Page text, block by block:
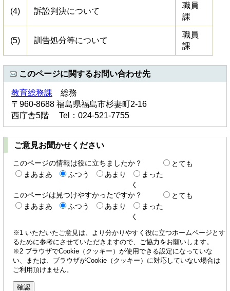
(4) 訴訟判決について
職員
課
(5) 訓告処分等について
職員
課
このページに関するお問い合わせ先
教育総務課 総務
〒960-8688 福島県福島市杉妻町2-16
西庁舎5階 Tel：024-521-7755
ご意見お聞かせください
このページの情報は役に立ちましたか？
とても
まあまあ
ふつう あまり
まった
く
このページは見つけやすかったですか？
とても
まあまあ
ふつう あまり
まった
く
※1 いただいたご意見は、より分かりやすく役に立つホームページとす
るために参考にさせていただきますので、ご協力をお願いします。
※2 ブラウザでCookie（クッキー）が使用できる設定になっていな
い、または、ブラウザがCookie（クッキー）に対応していない場合は
ご利用頂けません。